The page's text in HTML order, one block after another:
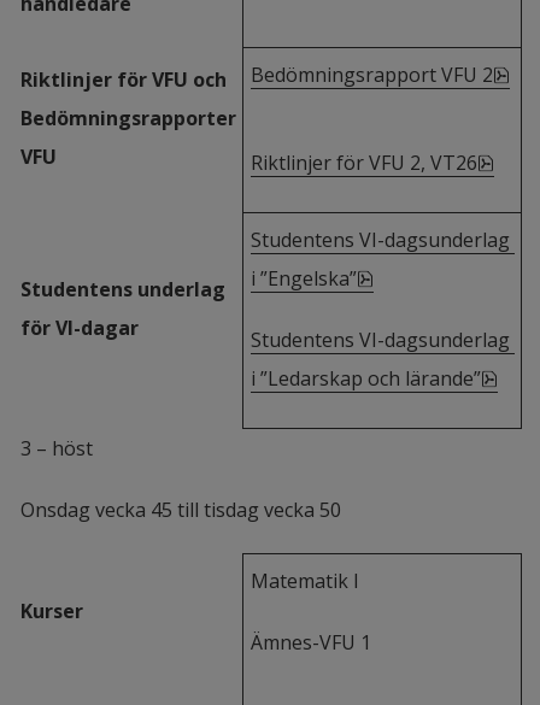
Riktlinjer för VFU och
Bedömningsrapporter
VFU
Bedömningsrapport VFU 2
Riktlinjer för VFU 2, VT26
Studentens underlag
för VI-dagar
Studentens VI-dagsunderlag
i ”Engelska”
Studentens VI-dagsunderlag
i ”Ledarskap och lärande”
3 – höst
Onsdag vecka 45 till tisdag vecka 50
Kurser
Matematik I
Ämnes-VFU 1